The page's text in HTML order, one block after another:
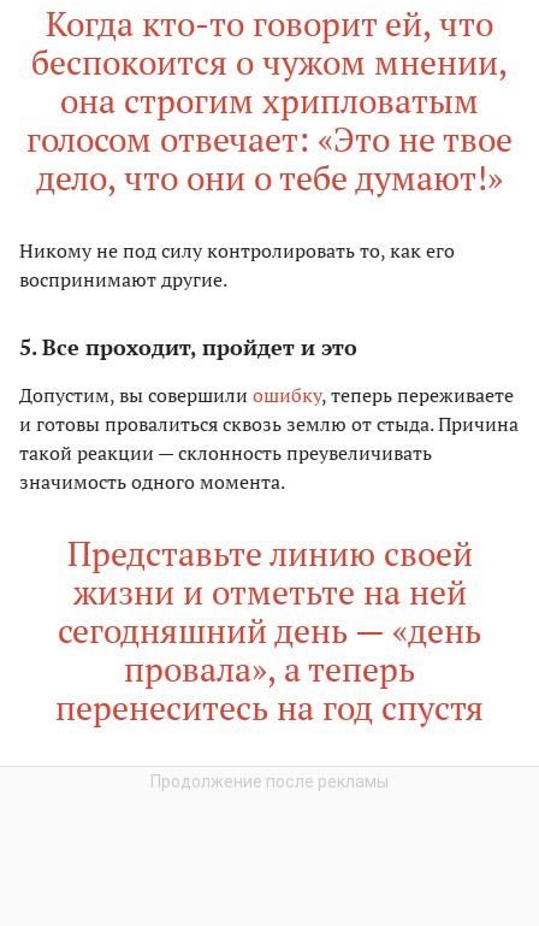
Когда кто-то говорит ей, что
беспокоится о чужом мнении,
она строгим хрипловатым
голосом отвечает: «Это не твое
дело, что они о тебе думают!»
Никому не под силу контролировать то, как его
воспринимают другие.
5. Все проходит, пройдет и это
Допустим, вы совершили ошибку, теперь переживаете
и готовы провалиться сквозь землю от стыда. Причина
такой реакции — склонность преувеличивать
значимость одного момента.
Представьте линию своей
жизни и отметьте на ней
сегодняшний день — «день
провала», а теперь
перенеситесь на год спустя